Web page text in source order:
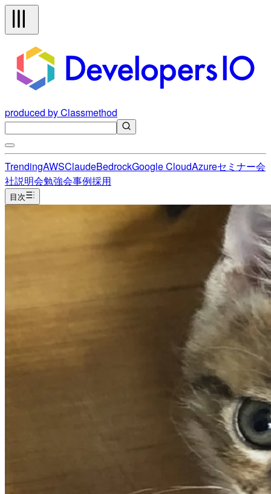
produced by Classmethod
TrendingAWSClaudeBedrockGoogle CloudAzureセミナー会
社説明会勉強会事例採用
目次